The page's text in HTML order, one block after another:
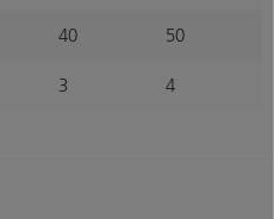
40 50
3 4